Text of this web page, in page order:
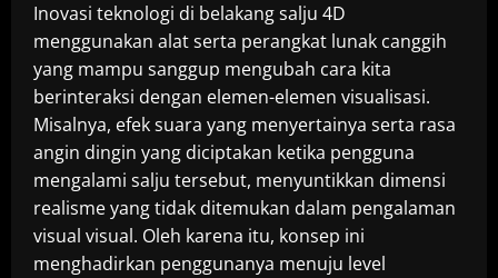
Inovasi teknologi di belakang salju 4D
menggunakan alat serta perangkat lunak canggih
yang mampu sanggup mengubah cara kita
berinteraksi dengan elemen-elemen visualisasi.
Misalnya, efek suara yang menyertainya serta rasa
angin dingin yang diciptakan ketika pengguna
mengalami salju tersebut, menyuntikkan dimensi
realisme yang tidak ditemukan dalam pengalaman
visual visual. Oleh karena itu, konsep ini
menghadirkan penggunanya menuju level